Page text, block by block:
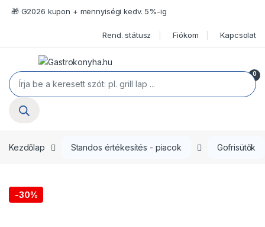
Ugrás a navigációhoz
Ugrás a tartalomra
🎁 G2026 kupon + mennyiségi kedv. 5%-ig
Rend. státusz Fiókom Kapcsolat
Open
0
Termékek keresése
Kezdőlap Standos értékesítés - piacok Gofrisütők
-30%